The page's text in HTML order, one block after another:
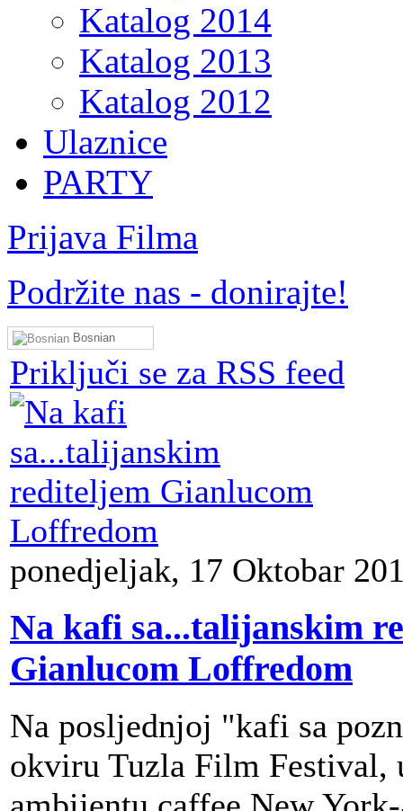
Katalog 2014
Katalog 2013
Katalog 2012
Ulaznice
PARTY
Prijava Filma
Podržite nas - donirajte!
Bosnian
Priključi se za RSS feed
ponedjeljak, 17 Oktobar
Na kafi sa...talijanskim
Gianlucom Loffredom
Na posljednjoj "kafi sa
okviru Tuzla Film Festival,